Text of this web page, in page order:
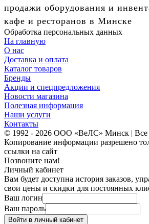
продажи оборудования и
кафе и ресторанов в Минске
Обработка персональных данных
На главную
О нас
Доставка и оплата
Каталог товаров
Бренды
Акции и спецпредложения
Новости магазина
Полезная информация
Наши услуги
Контакты
© 1992 - 2026 ООО «ВеЛС» Минск | Все
Копирование информации разрешено
ссылки на сайт
Позвоните нам!
Личный кабинет
Вам будет доступна история заказов,
свои цены и скидки для постоянных
Ваш логин
Ваш пароль
Войти в личный кабинет